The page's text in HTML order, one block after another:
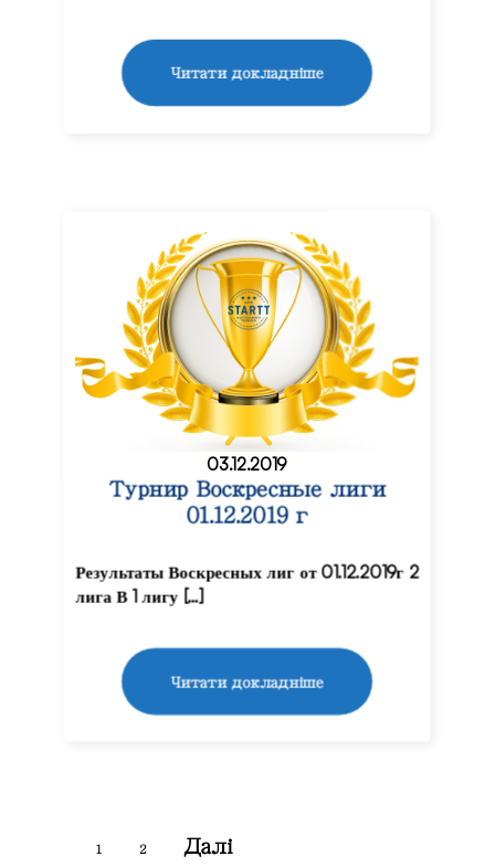
Читати докладніше
03.12.2019
Турнир Воскресные лиги
01.12.2019 г
Результаты Воскресных лиг от 01.12.2019г 2
лига В 1 лигу […]
Читати докладніше
1 2 Далі